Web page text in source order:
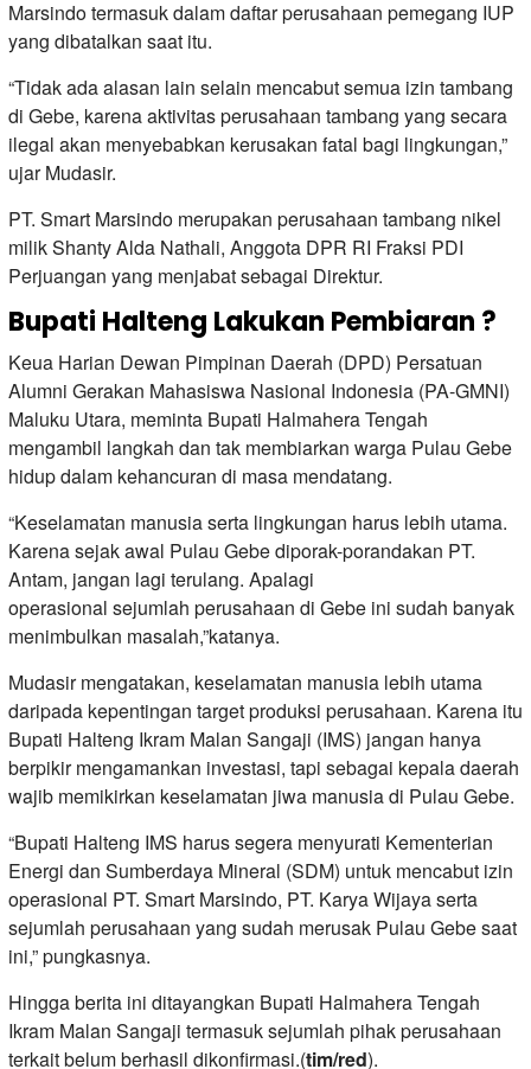
Marsindo termasuk dalam daftar perusahaan pemegang IUP
yang dibatalkan saat itu.
“Tidak ada alasan lain selain mencabut semua izin tambang
di Gebe, karena aktivitas perusahaan tambang yang secara
ilegal akan menyebabkan kerusakan fatal bagi lingkungan,”
ujar Mudasir.
PT. Smart Marsindo merupakan perusahaan tambang nikel
milik Shanty Alda Nathali, Anggota DPR RI Fraksi PDI
Perjuangan yang menjabat sebagai Direktur.
Bupati Halteng Lakukan Pembiaran ?
Keua Harian Dewan Pimpinan Daerah (DPD) Persatuan
Alumni Gerakan Mahasiswa Nasional Indonesia (PA-GMNI)
Maluku Utara, meminta Bupati Halmahera Tengah
mengambil langkah dan tak membiarkan warga Pulau Gebe
hidup dalam kehancuran di masa mendatang.
“Keselamatan manusia serta lingkungan harus lebih utama.
Karena sejak awal Pulau Gebe diporak-porandakan PT.
Antam, jangan lagi terulang. Apalagi
operasional sejumlah perusahaan di Gebe ini sudah banyak
menimbulkan masalah,”katanya.
Mudasir mengatakan, keselamatan manusia lebih utama
daripada kepentingan target produksi perusahaan. Karena itu
Bupati Halteng Ikram Malan Sangaji (IMS) jangan hanya
berpikir mengamankan investasi, tapi sebagai kepala daerah
wajib memikirkan keselamatan jiwa manusia di Pulau Gebe.
“Bupati Halteng IMS harus segera menyurati Kementerian
Energi dan Sumberdaya Mineral (SDM) untuk mencabut izin
operasional PT. Smart Marsindo, PT. Karya Wijaya serta
sejumlah perusahaan yang sudah merusak Pulau Gebe saat
ini,” pungkasnya.
Hingga berita ini ditayangkan Bupati Halmahera Tengah
Ikram Malan Sangaji termasuk sejumlah pihak perusahaan
terkait belum berhasil dikonfirmasi.(tim/red).